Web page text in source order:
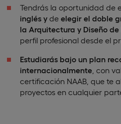
Tendrás la oportunidad de
inglés y de elegir el doble
la Arquitectura y Diseño de
perfil profesional desde el
Estudiarás bajo un plan
internacionalmente , con
certificación NAAB, que te
proyectos en cualquier